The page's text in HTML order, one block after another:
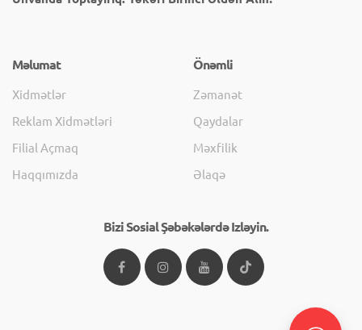
Məlumat
Xidmətlər
Reklam Xidmətləri
Filial Açmaq
Haqqımızda
Önəmli
Zəmanət
Qaydalar
Məxfilik
Əlaqə
Bizi Sosial Şəbəkələrdə Izləyin.